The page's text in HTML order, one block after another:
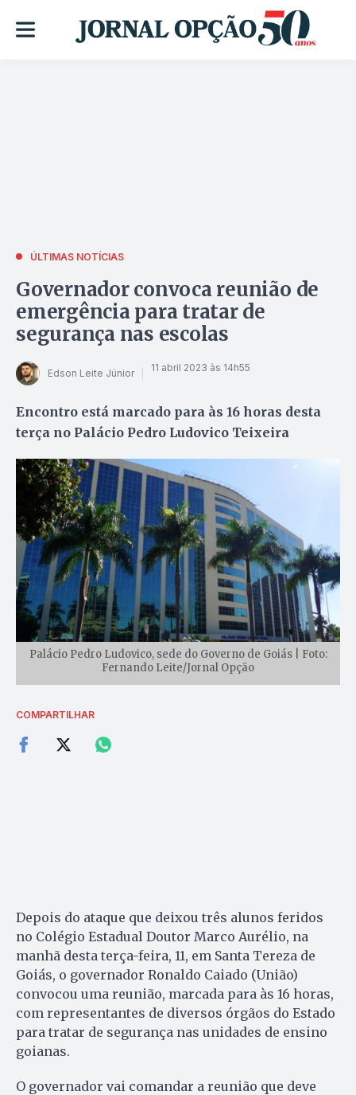
ÚLTIMAS NOTÍCIAS
Governador convoca reunião de
emergência para tratar de
segurança nas escolas
Edson Leite Júnior 11 abril 2023 às 14h55
Encontro está marcado para às 16 horas desta
terça no Palácio Pedro Ludovico Teixeira
Palácio Pedro Ludovico, sede do Governo de Goiás | Foto:
Fernando Leite/Jornal Opção
COMPARTILHAR
Depois do ataque que deixou três alunos feridos
no Colégio Estadual Doutor Marco Aurélio, na
manhã desta terça-feira, 11, em Santa Tereza de
Goiás, o governador Ronaldo Caiado (União)
convocou uma reunião, marcada para às 16 horas,
com representantes de diversos órgãos do Estado
para tratar de segurança nas unidades de ensino
goianas.
O governador vai comandar a reunião que deve